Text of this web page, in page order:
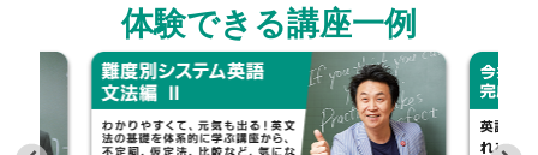
体験できる講座一例